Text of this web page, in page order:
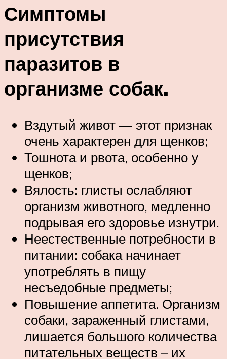
Симптомы
присутствия
паразитов в
организме собак.
Вздутый живот — этот признак
очень характерен для щенков;
Тошнота и рвота, особенно у
щенков;
Вялость: глисты ослабляют
организм животного, медленно
подрывая его здоровье изнутри.
Неестественные потребности в
питании: собака начинает
употреблять в пищу
несъедобные предметы;
Повышение аппетита. Организм
собаки, зараженный глистами,
лишается большого количества
питательных веществ – их